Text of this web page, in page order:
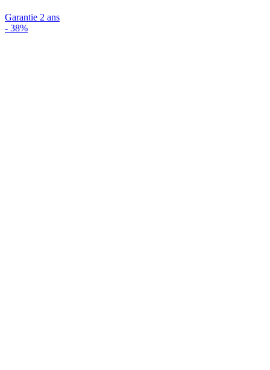
Garantie 2 ans
- 38%